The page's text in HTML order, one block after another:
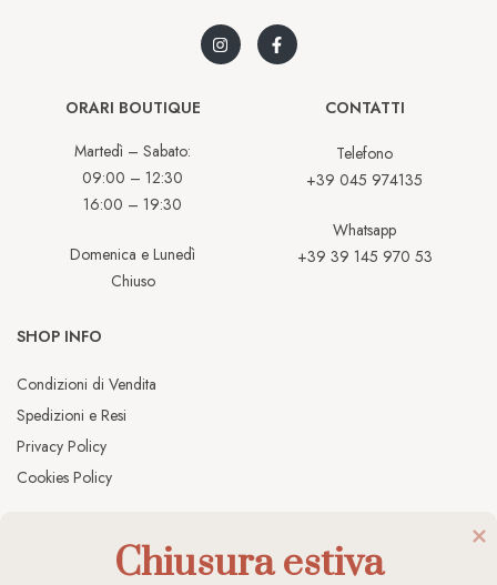
ORARI BOUTIQUE
Martedì – Sabato:
09:00 – 12:30
16:00 – 19:30
Domenica e Lunedì
Chiuso
CONTATTI
Telefono
+39 045 974135
Whatsapp
+39 39 145 970 53
SHOP INFO
Condizioni di Vendita
Spedizioni e Resi
Privacy Policy
Cookies Policy
Chiusura estiva